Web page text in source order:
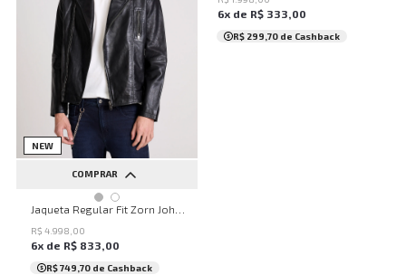
NEW
COMPRAR
P M G GG
R$ 4 998 00
6x de R$ 833 00
R$ 749,70 de Cashback
6x de R$ 333,00
R$ 299,70 de Cashback